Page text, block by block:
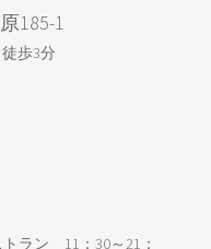
185-1
歩3分
ラン 11：30～21：